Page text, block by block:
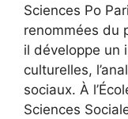
Sciences Po
renommées du
il développe un
culturelles,
sociaux. À
Sciences